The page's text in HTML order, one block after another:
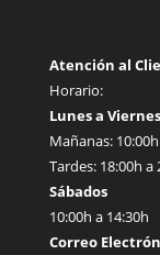
Atención al
Horario:
Lunes a Viernes
Mañanas:
Tardes: 18:00h a
Sábados
10:00h a 14:30h
Correo